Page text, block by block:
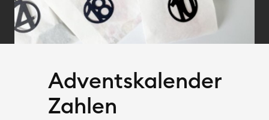
Adventskalender
Zahlen